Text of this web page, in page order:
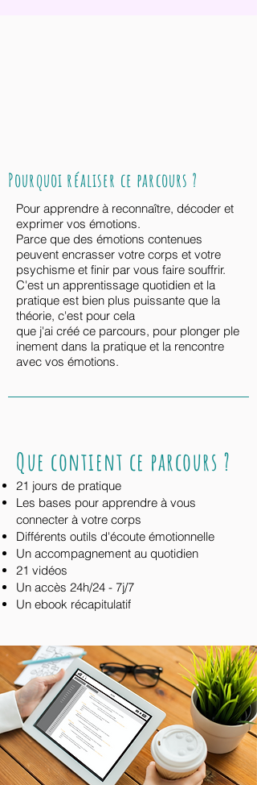
Pourquoi réaliser ce parcours ?
Pour apprendre à reconnaître, décoder et
exprimer vos émotions.
Parce que des émotions contenues
peuvent encrasser votre corps et votre
psychisme et finir par vous faire souffrir.
C'est un apprentissage quotidien et la
pratique est bien plus puissante que la
théorie, c'est pour cela
que j'ai créé ce parcours, pour plonger ple
inement dans la pratique et la rencontre
avec vos émotions.
Que contient ce parcours ?
21 jours de pratique
Les bases pour apprendre à vous
connecter à votre corps
Différents outils d'écoute émotionnelle
Un accompagnement au quotidien
21 vidéos
Un accès 24h/24 - 7j/7
Un ebook récapitulatif